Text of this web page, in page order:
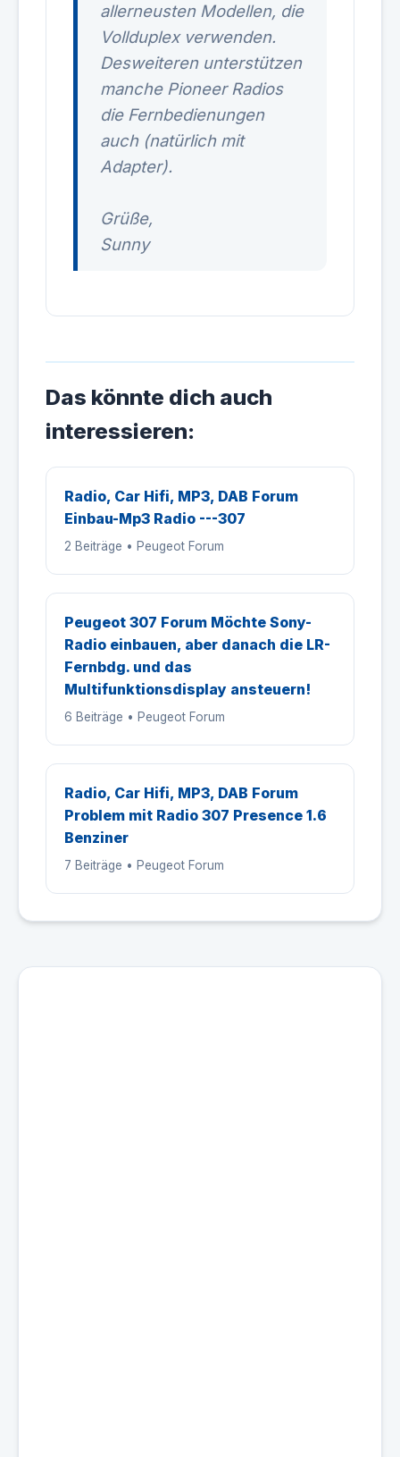
allerneusten Modellen, die
Vollduplex verwenden.
Desweiteren unterstützen
manche Pioneer Radios
die Fernbedienungen
auch (natürlich mit
Adapter).
Grüße,
Sunny
Das könnte dich auch
interessieren:
Radio, Car Hifi, MP3, DAB Forum
Einbau-Mp3 Radio ---307
2 Beiträge • Peugeot Forum
Peugeot 307 Forum Möchte Sony-
Radio einbauen, aber danach die LR-
Fernbdg. und das
Multifunktionsdisplay ansteuern!
6 Beiträge • Peugeot Forum
Radio, Car Hifi, MP3, DAB Forum
Problem mit Radio 307 Presence 1.6
Benziner
7 Beiträge • Peugeot Forum